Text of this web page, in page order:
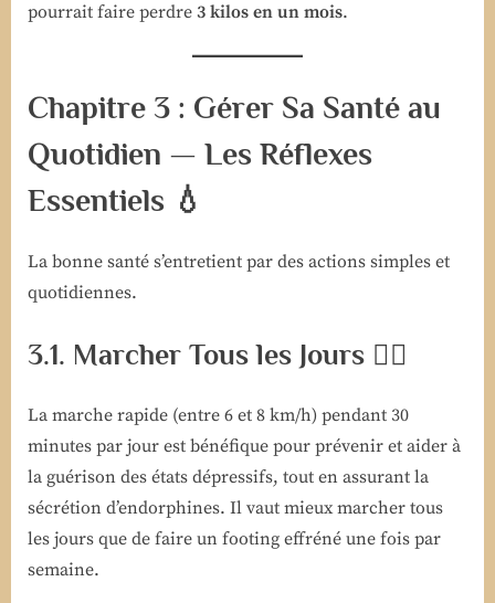
pourrait faire perdre 3 kilos en un mois.
Chapitre 3 : Gérer Sa Santé au
Quotidien — Les Réflexes
Essentiels 💧
La bonne santé s’entretient par des actions simples et
quotidiennes.
3.1. Marcher Tous les Jours 🚶‍♂️
La marche rapide (entre 6 et 8 km/h) pendant 30
minutes par jour est bénéfique pour prévenir et aider à
la guérison des états dépressifs, tout en assurant la
sécrétion d’endorphines. Il vaut mieux marcher tous
les jours que de faire un footing effréné une fois par
semaine.